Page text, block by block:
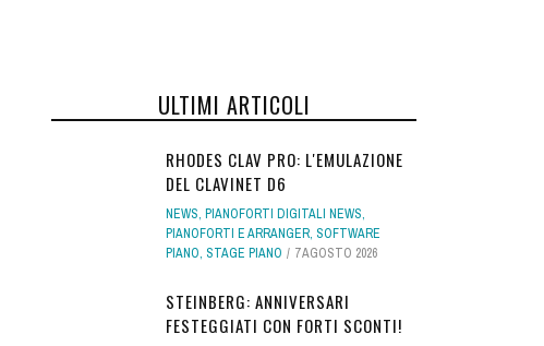
ULTIMI ARTICOLI
RHODES CLAV PRO: L'EMULAZIONE
DEL CLAVINET D6
NEWS, PIANOFORTI DIGITALI NEWS,
PIANOFORTI E ARRANGER, SOFTWARE
PIANO, STAGE PIANO 7 AGOSTO 2026
STEINBERG: ANNIVERSARI
FESTEGGIATI CON FORTI SCONTI!